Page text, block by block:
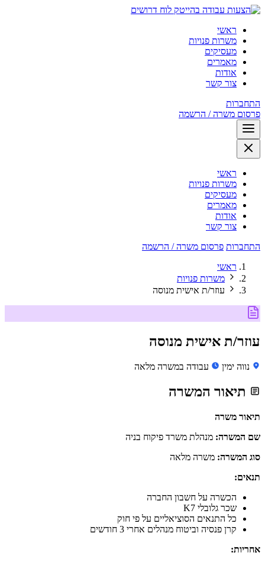
לוח דרושים
ראשי
משרות פנויות
מעסיקים
מאמרים
אודות
צור קשר
התחברות
פרסום משרה / הרשמה
ראשי
משרות פנויות
מעסיקים
מאמרים
אודות
צור קשר
התחברות פרסום משרה / הרשמה
ראשי
משרות פנויות
עוזר/ת אישית מנוסה
עוזר/ת אישית מנוסה
נווה ימין עבודה במשרה מלאה
תיאור המשרה
תיאור משרה
שם המשרה: מנהלת משרד פיקוח בניה
סוג המשרה: משרה מלאה
תנאים:
הכשרה על חשבון החברה
שכר גלובלי K7
כל התנאים הסוציאליים על פי חוק
קרן פנסיה וביטוח מנהלים אחרי 3 חודשים
אחריות: